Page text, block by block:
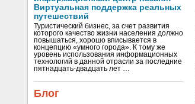
Виртуальная поддержка реальных
путешествий
Туристический бизнес, за счет развития
которого качество жизни населения должно
повышаться, хорошо вписывается в
концепцию «умного города». К тому же
уровень использования информационных
технологий в данной отрасли за последние
пятнадцать-двадцать лет …
Блог